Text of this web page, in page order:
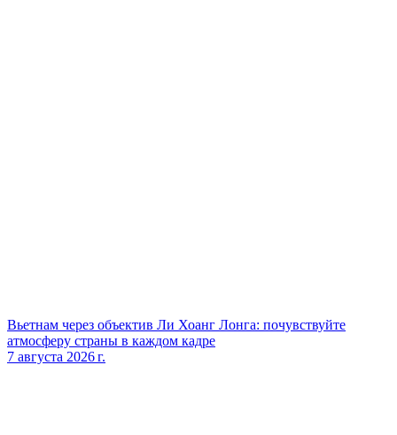
Вьетнам через объектив Ли Хоанг Лонга: почувствуйте
атмосферу страны в каждом кадре
7 августа 2026 г.